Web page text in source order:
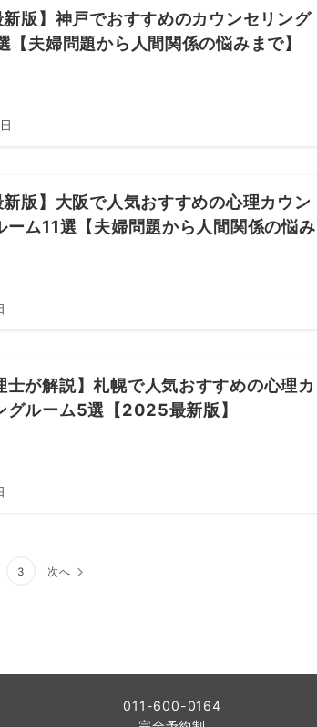
版】神戸でおすすめのカウンセリング
【夫婦問題から人間関係の悩みまで】
版】大阪で人気おすすめの心理カウン
ーム11選【夫婦問題から人間関係の悩み
士が解説】札幌で人気おすすめの心理カ
グルーム5選【2025最新版】
3 次へ
011-600-0164